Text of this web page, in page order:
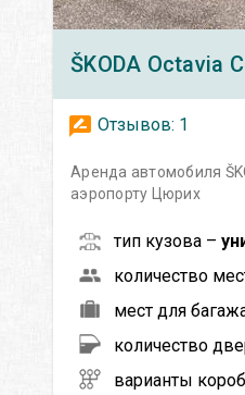
ŠKODA Octavia
Отзывов: 1
Аренда автомобиля
аэропорту Цюрих
тип кузова –
количество
мест для
количество
варианты